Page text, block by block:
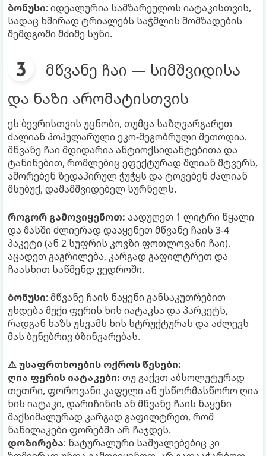
ბონუსი: იდეალურია სამზარეულოს იატაკისთვის,
სადაც ხშირად ტრიალებს საჭმლის მომზადების
შემდგომი მძიმე სუნი.
მწვანე ჩაი — სიმშვიდისა
და ნაზი არომატისთვის
ეს ბევრისთვის უცნობი, თუმცა საზღვარგარეთ
ძალიან პოპულარული ეკო-მეგობრული მეთოდია.
მწვანე ჩაი მდიდარია ანტიოქსიდანტებითა და
ტანინებით, რომლებიც ეფექტურად შლიან მტვერს,
აშორებენ ზედაპირულ ჭუჭყს და ტოვებენ ძალიან
მსუბუქ, დამამშვიდებელ სურნელს.
როგორ გამოვიყენოთ: აადუღეთ 1 ლიტრი წყალი
და მასში ძლიერად დააყენეთ მწვანე ჩაის 3-4
პაკეტი (ან 2 სუფრის კოვზი ფოთლოვანი ჩაი).
აცადეთ გაგრილება, კარგად გაფილტრეთ და
ჩაასხით საწმენდ ვედროში.
ბონუსი: მწვანე ჩაის ნაყენი განსაკუთრებით
უხდება მუქი ფერის ხის იატაკსა და პარკეტს,
რადგან ხაზს უსვამს ხის სტრუქტურას და აძლევს
მას ბუნებრივ ბზინვარებას.
⚠️ უსაფრთხოების ოქროს წესები:
ღია ფერის იატაკები: თუ გაქვთ აბსოლუტურად
თეთრი, ფოროვანი კაფელი ან უსწორმასწორო ღია
ხის იატაკი, დარიჩინის ან მწვანე ჩაის ნაყენი
მაქსიმალურად კარგად გაფილტრეთ, რომ
ნაწილაკები ფორებში არ ჩაჯდეს.
დოზირება: ნატურალური საშუალებებიც კი